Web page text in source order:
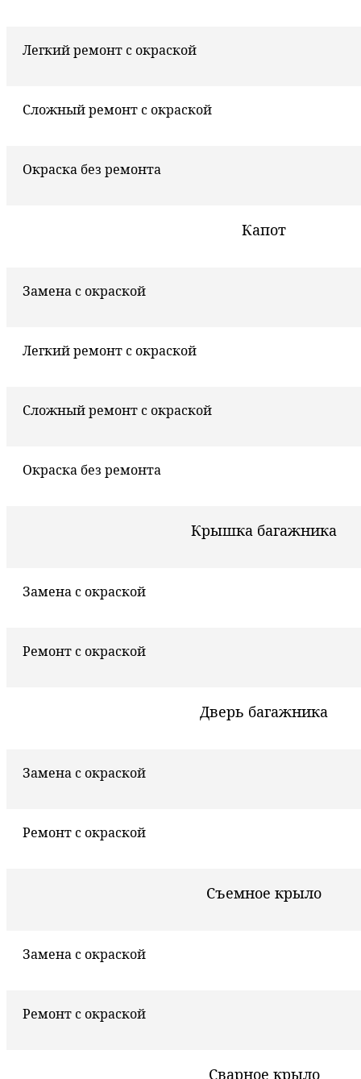
Легкий ремонт с окраской
Сложный ремонт с окраской
Окраска без ремонта
Капот
Замена с окраской
Легкий ремонт с окраской
Сложный ремонт с окраской
Окраска без ремонта
Крышка багажника
Замена с окраской
Ремонт с окраской
Дверь багажника
Замена с окраской
Ремонт с окраской
Съемное крыло
Замена с окраской
Ремонт с окраской
Сварное крыло